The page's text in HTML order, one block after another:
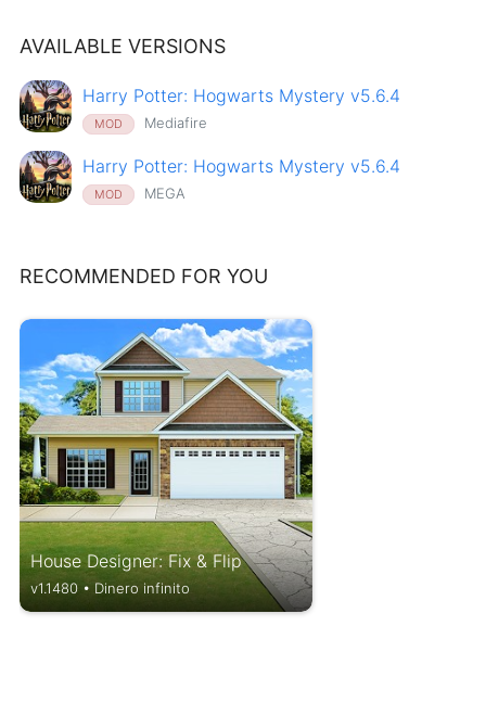
AVAILABLE VERSIONS
Harry Potter: Hogwarts Mystery v5.6.4
MOD Mediafire
Harry Potter: Hogwarts Mystery v5.6.4
MOD MEGA
RECOMMENDED FOR YOU
House Designer: Fix & Flip
v1.1480 • Dinero infinito